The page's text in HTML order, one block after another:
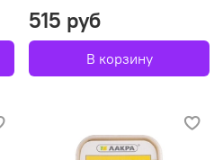
515 руб
В корзину